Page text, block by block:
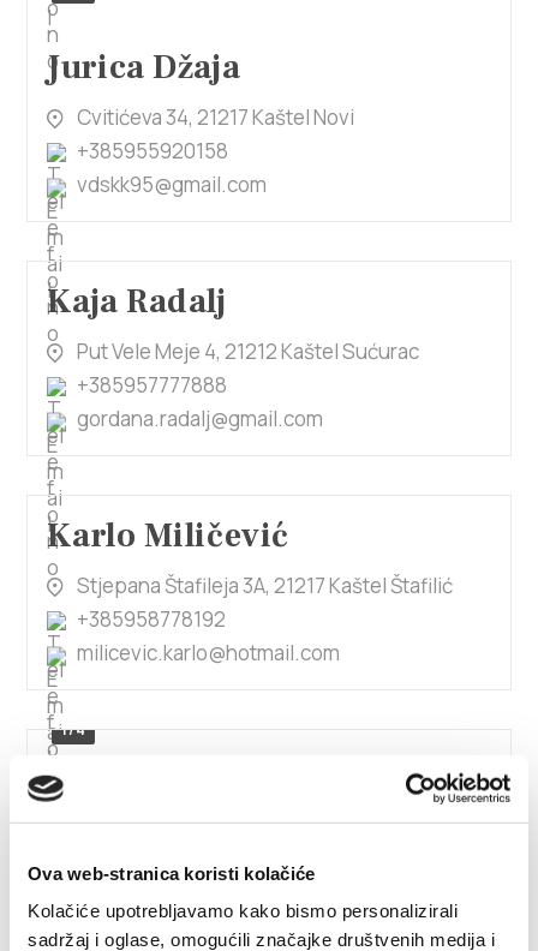
Ova web-stranica koristi kolačiće
Kolačiće upotrebljavamo kako bismo personalizirali
sadržaj i oglase, omogućili značajke društvenih medija i
Jurica Džaja
Cvitićeva 34, 21217 Kaštel Novi
+385955920158
vdskk95@gmail.com
Kaja Radalj
Put Vele Meje 4, 21212 Kaštel Sućurac
+385957777888
gordana.radalj@gmail.com
Karlo Miličević
Stjepana Štafileja 3A, 21217 Kaštel Štafilić
+385958778192
milicevic.karlo@hotmail.com
1/4
Kata Brajković
brajkovickata1@gmail.com